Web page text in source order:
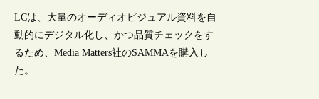
LCは、大量のオーディオビジュアル資料を自
動的にデジタル化し、かつ品質チェックをす
るため、Media Matters社のSAMMAを購入し
た。